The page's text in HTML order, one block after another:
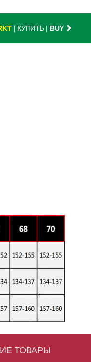
| КУПИТЬ | BUY
ТОВАРЫ